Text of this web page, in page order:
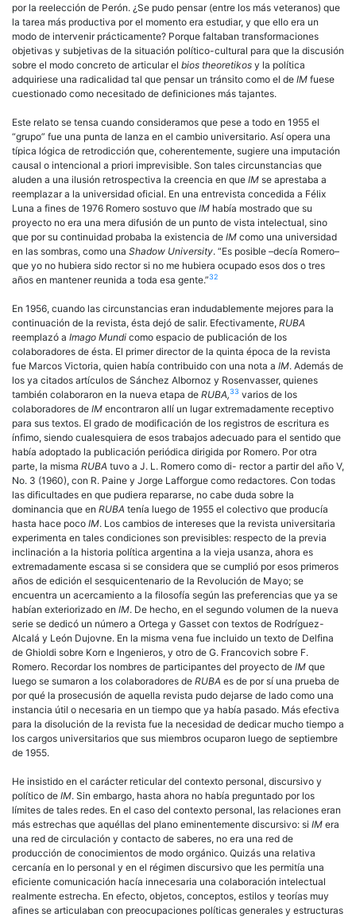
por la reelección de Perón. ¿Se pudo pensar (entre los más veteranos) que
la tarea más productiva por el momento era estudiar, y que ello era un
modo de intervenir prácticamente? Porque faltaban transformaciones
objetivas y subjetivas de la situación político-cultural para que la discusión
sobre el modo concreto de articular el bios theoretikos y la política
adquiriese una radicalidad tal que pensar un tránsito como el de IM fuese
cuestionado como necesitado de definiciones más tajantes.
Este relato se tensa cuando consideramos que pese a todo en 1955 el
“grupo” fue una punta de lanza en el cambio universitario. Así opera una
típica lógica de retrodicción que, coherentemente, sugiere una imputación
causal o intencional a priori imprevisible. Son tales circunstancias que
aluden a una ilusión retrospectiva la creencia en que IM se aprestaba a
reemplazar a la universidad oficial. En una entrevista concedida a Félix
Luna a fines de 1976 Romero sostuvo que IM había mostrado que su
proyecto no era una mera difusión de un punto de vista intelectual, sino
que por su continuidad probaba la existencia de IM como una universidad
en las sombras, como una Shadow University. “Es posible –decía Romero–
que yo no hubiera sido rector si no me hubiera ocupado esos dos o tres
años en mantener reunida a toda esa gente.”32
En 1956, cuando las circunstancias eran indudablemente mejores para la
continuación de la revista, ésta dejó de salir. Efectivamente, RUBA
reemplazó a Imago Mundi como espacio de publicación de los
colaboradores de ésta. El primer director de la quinta época de la revista
fue Marcos Victoria, quien había contribuido con una nota a IM. Además de
los ya citados artículos de Sánchez Albornoz y Rosenvasser, quienes
también colaboraron en la nueva etapa de RUBA,33 varios de los
colaboradores de IM encontraron allí un lugar extremadamente receptivo
para sus textos. El grado de modificación de los registros de escritura es
ínfimo, siendo cualesquiera de esos trabajos adecuado para el sentido que
había adoptado la publicación periódica dirigida por Romero. Por otra
parte, la misma RUBA tuvo a J. L. Romero como di- rector a partir del año V,
No. 3 (1960), con R. Paine y Jorge Lafforgue como redactores. Con todas
las dificultades en que pudiera repararse, no cabe duda sobre la
dominancia que en RUBA tenía luego de 1955 el colectivo que producía
hasta hace poco IM. Los cambios de intereses que la revista universitaria
experimenta en tales condiciones son previsibles: respecto de la previa
inclinación a la historia política argentina a la vieja usanza, ahora es
extremadamente escasa si se considera que se cumplió por esos primeros
años de edición el sesquicentenario de la Revolución de Mayo; se
encuentra un acercamiento a la filosofía según las preferencias que ya se
habían exteriorizado en IM. De hecho, en el segundo volumen de la nueva
serie se dedicó un número a Ortega y Gasset con textos de Rodríguez-
Alcalá y León Dujovne. En la misma vena fue incluido un texto de Delfina
de Ghioldi sobre Korn e Ingenieros, y otro de G. Francovich sobre F.
Romero. Recordar los nombres de participantes del proyecto de IM que
luego se sumaron a los colaboradores de RUBA es de por sí una prueba de
por qué la prosecusión de aquella revista pudo dejarse de lado como una
instancia útil o necesaria en un tiempo que ya había pasado. Más efectiva
para la disolución de la revista fue la necesidad de dedicar mucho tiempo a
los cargos universitarios que sus miembros ocuparon luego de septiembre
de 1955.
He insistido en el carácter reticular del contexto personal, discursivo y
político de IM. Sin embargo, hasta ahora no había preguntado por los
límites de tales redes. En el caso del contexto personal, las relaciones eran
más estrechas que aquéllas del plano eminentemente discursivo: si IM era
una red de circulación y contacto de saberes, no era una red de
producción de conocimientos de modo orgánico. Quizás una relativa
cercanía en lo personal y en el régimen discursivo que les permitía una
eficiente comunicación hacía innecesaria una colaboración intelectual
realmente estrecha. En efecto, objetos, conceptos, estilos y teorías muy
afines se articulaban con preocupaciones políticas generales y estructuras